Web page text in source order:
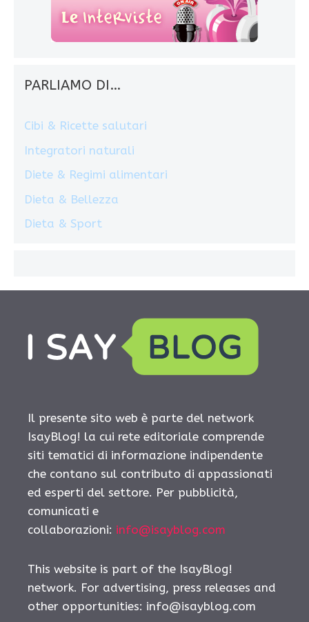
PARLIAMO DI…
Cibi & Ricette salutari
Integratori naturali
Diete & Regimi alimentari
Dieta & Bellezza
Dieta & Sport
Il presente sito web è parte del network
IsayBlog! la cui rete editoriale comprende
siti tematici di informazione indipendente
che contano sul contributo di appassionati
ed esperti del settore. Per pubblicità,
comunicati e
collaborazioni: info@isayblog.com
This website is part of the IsayBlog!
network. For advertising, press releases and
other opportunities: info@isayblog.com